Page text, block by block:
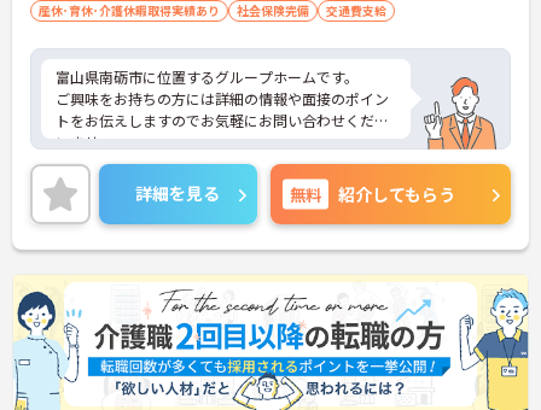
産休･育休･介護休暇取得実績あり
社会保険完備 交通費支給
富山県南砺市に位置するグループホームです。
ご興味をお持ちの方には詳細の情報や面接のポイン
トをお伝えしますのでお気軽にお問い合わせくださ
いませ。
詳細を見る 無料 紹介してもらう